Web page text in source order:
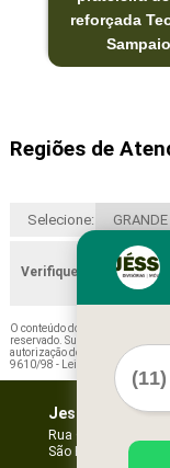
reforçada
Sampaio
Regiões de
Selecione:
Verifique as regiões
O conteúdo do texto "
reservado. Sua reprodução,
autorização do autor. Crime de
9610/98 - Lei de direitos autorais
Jessica Forros
Rua Oscar Horta,
São Paulo - SP -